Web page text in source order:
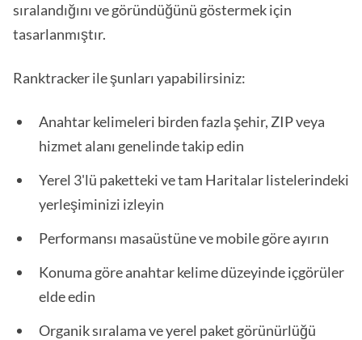
sıralandığını ve göründüğünü göstermek için
tasarlanmıştır.
Ranktracker ile şunları yapabilirsiniz:
Anahtar kelimeleri birden fazla şehir, ZIP veya
hizmet alanı genelinde takip edin
Yerel 3'lü paketteki ve tam Haritalar listelerindeki
yerleşiminizi izleyin
Performansı masaüstüne ve mobile göre ayırın
Konuma göre anahtar kelime düzeyinde içgörüler
elde edin
Organik sıralama ve yerel paket görünürlüğü